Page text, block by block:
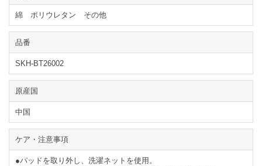
綿 ポリウレタン その他
品番
SKH-BT26002
原産国
中国
ケア・注意事項
●パッドを取り外し、洗濯ネットを使用。